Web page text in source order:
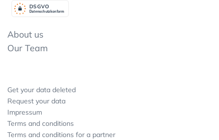
Datenschutzkonform
DSGVO
About us
Our Team
Get your data deleted
Request your data
Impressum
Terms and conditions
Terms and conditions for a partner